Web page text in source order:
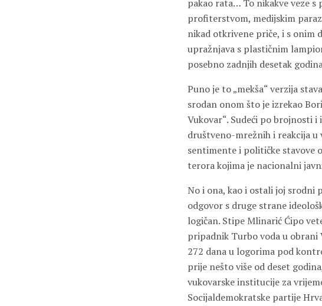
pakao rata… To nikakve veze
profiterstvom, medijskim
nikad otkrivene priče, i s onim
upražnjava s plastičnim
posebno zadnjih desetak
Puno je to „mekša“ verzija
srodan onom što je izrekao
Vukovar“. Sudeći po brojnosti
društveno-mrežnih i reakcija u
sentimente i političke stavove
terora kojima je nacionalni
No i ona, kao i ostali joj
odgovor s druge strane
logičan. Stipe Mlinarić Ćipo
pripadnik Turbo voda u obrani
272 dana u logorima pod
prije nešto više od deset
vukovarske institucije za
Socijaldemokratske partije